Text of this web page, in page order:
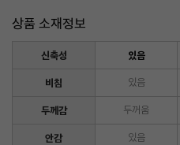
상품 소재정보
신축성 있음
비침 있음
두께감 두꺼움
안감 있음